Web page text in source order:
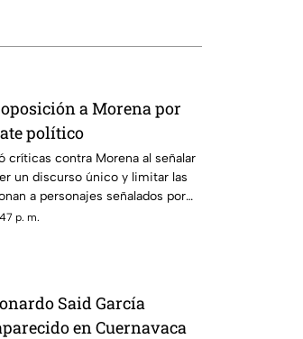
a Morena por
político
críticas contra Morena al señalar
un discurso único y limitar las
a personajes señalados por
con la narcopolítica de la 4T.
p. m.
Said García
en Cuernavaca